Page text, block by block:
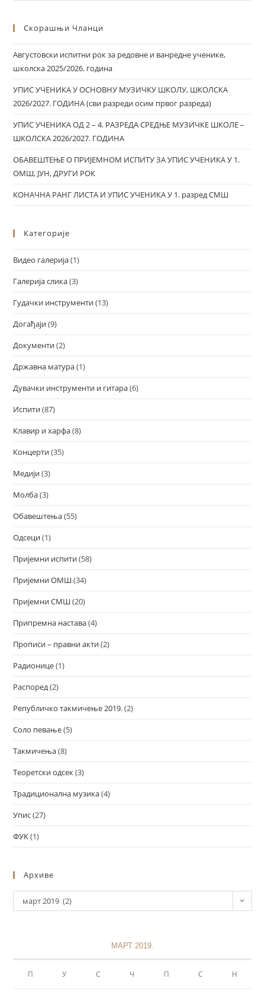
Скорашњи Чланци
Августовски испитни рок за редовне и ванредне ученике,
школска 2025/2026. година
УПИС УЧЕНИКА У ОСНОВНУ МУЗИЧКУ ШКОЛУ, ШКОЛСКА
2026/2027. ГОДИНА (сви разреди осим првог разреда)
УПИС УЧЕНИКА ОД 2 – 4. РАЗРЕДА СРЕДЊЕ МУЗИЧКЕ ШКОЛЕ –
ШКОЛСКА 2026/2027. ГОДИНА
ОБАВЕШТЕЊЕ О ПРИЈЕМНОМ ИСПИТУ ЗА УПИС УЧЕНИКА У 1.
ОМШ, ЈУН, ДРУГИ РОК
КОНАЧНА РАНГ ЛИСТА И УПИС УЧЕНИКА У 1. разред СМШ
Категорије
Видео галерија(1)
Галерија слика(3)
Гудачки инструменти(13)
Догађаји(9)
Документи(2)
Државна матура(1)
Дувачки инструменти и гитара(6)
Испити(87)
Клавир и харфа(8)
Концерти(35)
Медији(3)
Молба(3)
Обавештења(55)
Одсеци(1)
Пријемни испити(58)
Пријемни ОМШ(34)
Пријемни СМШ(20)
Припремна настава(4)
Прописи – правни акти(2)
Радионице(1)
Распоред(2)
Републичко такмичење 2019.(2)
Соло певање(5)
Такмичења(8)
Теоретски одсек(3)
Традиционална музика(4)
Упис(27)
ФУК(1)
Архиве
март 2019 (2)
МАРТ 2019.
П У С Ч П С Н